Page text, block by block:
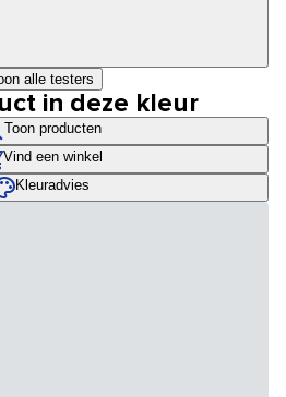
alle testers
in deze kleur
Toon producten
Vind een winkel
Kleuradvies